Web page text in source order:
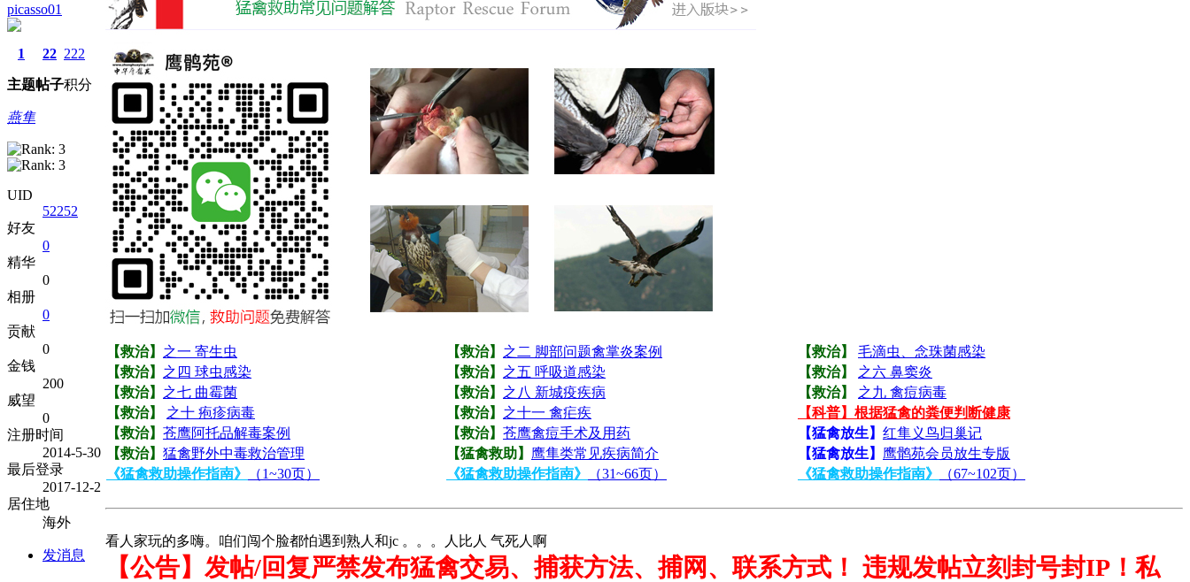
picasso01
1
主题
22
帖子
222
积分
燕隼
UID
52252
好友
0
精华
0
相册
0
贡献
0
金钱
200
威望
0
注册时间
2014-5-30
最后登录
2017-12-2
居住地
海外
发消息
【救治】 之一 寄生虫 【救治】 之二 脚部问题禽掌炎案例 【救治】 毛滴虫、念珠菌感染
【救治】 之四 球虫感染 【救治】 之五 呼吸道感染 【救治】 之六 鼻窦炎
【救治】 之七 曲霉菌 【救治】 之八 新城疫疾病 【救治】 之九 禽痘病毒
【救治】 之十 疱疹病毒 【救治】 之十一 禽疟疾
【科普】根据猛禽的粪便判断健康
【救治】 苍鹰阿托品解毒案例 【救治】 苍鹰禽痘手术及用药 【猛禽放生】 红隼义鸟归巢记
【救治】 猛禽野外中毒救治管理 【猛禽救助】 鹰隼类常见疾病简介 【猛禽放生】 鹰鹘苑会员放生专版
《猛禽救助操作指南》
（1~30页） 《猛禽救助操作指南》 （31~66页） 《猛禽救助操作指南》 （67~102页）
看人家玩的多嗨。咱们闯个脸都怕遇到熟人和jc 。。。人比人 气死人啊
【公告】发帖/回复严禁发布猛禽交易、捕获方法、捕网、联系方式！ 违规发帖立刻封号封IP！私